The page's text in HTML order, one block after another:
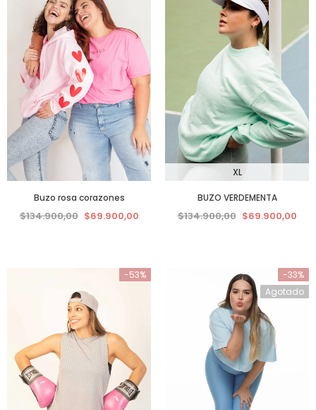
Buzo rosa corazones
$134.900,00 $69.900,00
XL
BUZO VERDEMENTA
$134.900,00 $69.900,00
-53%
-33%
Agotado